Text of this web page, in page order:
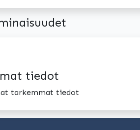
tiedot
tarkemmat tiedot